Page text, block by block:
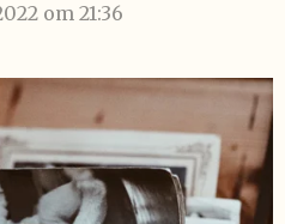
om 21:36